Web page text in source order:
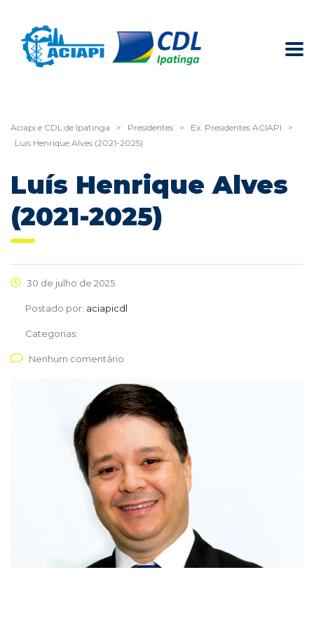
Aciapi e CDL de Ipatinga > Presidentes > Ex. Presidentes ACIAPI
>
Luís Henrique Alves (2021-2025)
Luís Henrique Alves
(2021-2025)
30 de julho de 2025
Postado por: aciapicdl
Categorias:
Nenhum comentário